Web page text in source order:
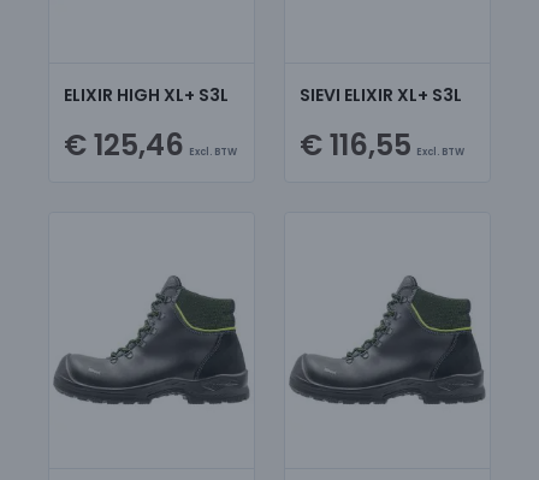
ELIXIR HIGH XL+ S3L
€ 125,46 Excl. BTW
SIEVI ELIXIR XL+ S3L
€ 116,55 Excl. BTW